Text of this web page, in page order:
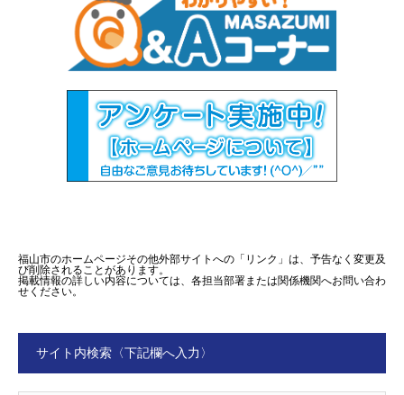
福山市のホームページその他外部サイトへの「リンク」は、予告なく変更及
び削除されることがあります。
掲載情報の詳しい内容については、各担当部署または関係機関へお問い合わ
せください。
サイト内検索〈下記欄へ入力〉